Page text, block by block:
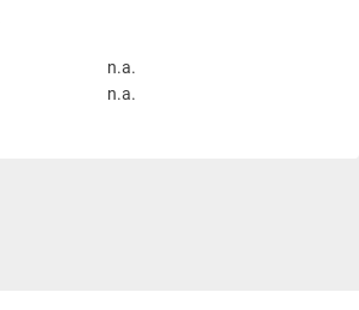
n.a.
n.a.